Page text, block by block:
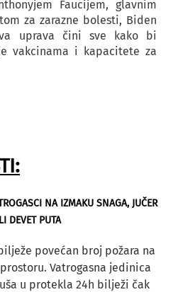
Faucijem, glavnim
za zarazne bolesti, Biden
uprava čini sve kako bi
vakcinama i kapacitete za
NA IZMAKU SNAGA, JUČER
DEVET PUTA
povećan broj požara na
Vatrogasna jedinica
u protekla 24h bilježi čak